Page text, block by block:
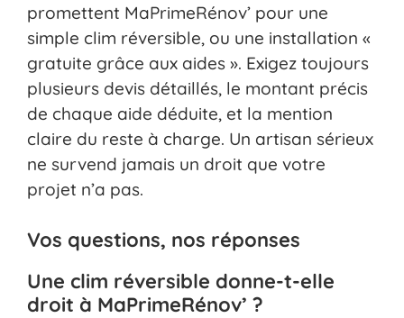
promettent MaPrimeRénov’ pour une
simple clim réversible, ou une installation «
gratuite grâce aux aides ». Exigez toujours
plusieurs devis détaillés, le montant précis
de chaque aide déduite, et la mention
claire du reste à charge. Un artisan sérieux
ne survend jamais un droit que votre
projet n’a pas.
Vos questions, nos réponses
Une clim réversible donne-t-elle
droit à MaPrimeRénov’ ?